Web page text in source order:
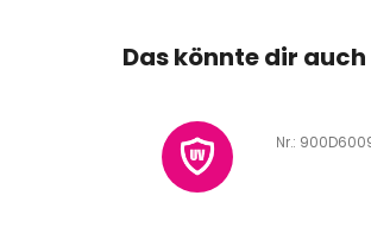
Das könnte dir
Art.-Nr.: